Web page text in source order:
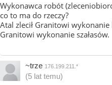
Wykonawca robót
co to ma do rzeczy?
Atal zlecił Granitowi wykonanie
Granitowi wykonanie szałasów.
~trze 176.199.211.*
(5 lat temu)